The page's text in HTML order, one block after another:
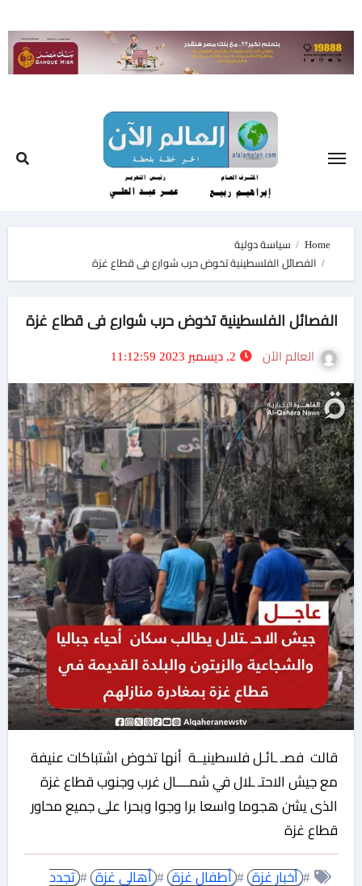
to
content
Home
سياسة دولية
الفصائل الفلسطينية تخوض حرب شوارع فى قطاع غزة
الفصائل الفلسطينية تخوض حرب شوارع فى قطاع غزة
العالم الآن
قالت فصـ ـائـل فلسطينيــة أنها تخوض اشتباكات عنيفة
مع جيش الاحتـ ـلال في شمــــال غرب وجنوب قطاع غزة
الذى يشن هجوما واسعا برا وجوا وبحرا على جميع محاور
قطاع غزة
# أخبار غزة # أطفال غزة # أهالي غزة # تجدد